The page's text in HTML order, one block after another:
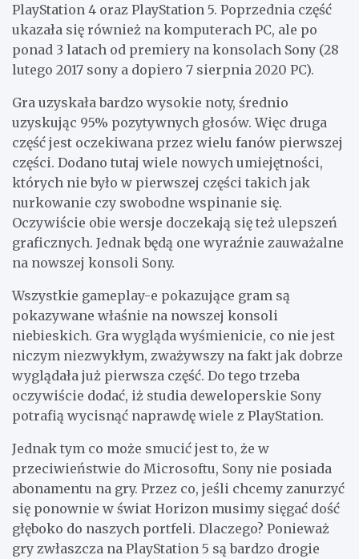
PlayStation 4 oraz PlayStation 5. Poprzednia część
ukazała się również na komputerach PC, ale po
ponad 3 latach od premiery na konsolach Sony (28
lutego 2017 sony a dopiero 7 sierpnia 2020 PC).
Gra uzyskała bardzo wysokie noty, średnio
uzyskując 95% pozytywnych głosów. Więc druga
część jest oczekiwana przez wielu fanów pierwszej
części. Dodano tutaj wiele nowych umiejętności,
których nie było w pierwszej części takich jak
nurkowanie czy swobodne wspinanie się.
Oczywiście obie wersje doczekają się też ulepszeń
graficznych. Jednak będą one wyraźnie zauważalne
na nowszej konsoli Sony.
Wszystkie gameplay-e pokazujące gram są
pokazywane właśnie na nowszej konsoli
niebieskich. Gra wygląda wyśmienicie, co nie jest
niczym niezwykłym, zważywszy na fakt jak dobrze
wyglądała już pierwsza część. Do tego trzeba
oczywiście dodać, iż studia deweloperskie Sony
potrafią wycisnąć naprawdę wiele z PlayStation.
Jednak tym co może smucić jest to, że w
przeciwieństwie do Microsoftu, Sony nie posiada
abonamentu na gry. Przez co, jeśli chcemy zanurzyć
się ponownie w świat Horizon musimy sięgać dość
głęboko do naszych portfeli. Dlaczego? Ponieważ
gry zwłaszcza na PlayStation 5 są bardzo drogie